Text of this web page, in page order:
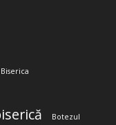
Biserica
Botezul